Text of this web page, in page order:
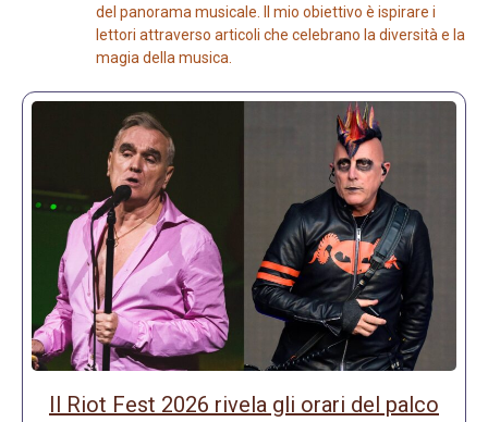
del panorama musicale. Il mio obiettivo è ispirare i
lettori attraverso articoli che celebrano la diversità e la
magia della musica.
Il Riot Fest 2026 rivela gli orari del palco